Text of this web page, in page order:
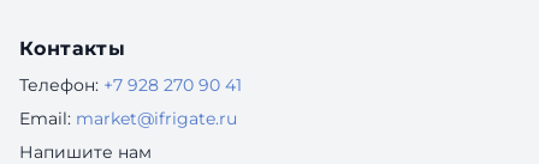
Контакты
Телефон: +7 928 270 90 41
Email: market@ifrigate.ru
Напишите нам